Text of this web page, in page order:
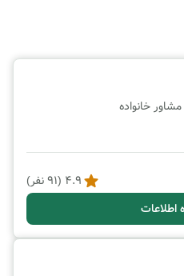
مشاور خانواده
4.9
(
91نفر)